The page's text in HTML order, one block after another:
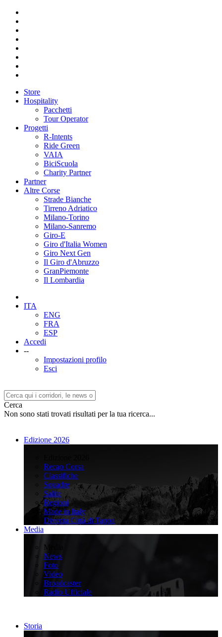
Store
Hospitality
Pacchetti
Tour Operator
Progetti
R-Intents
Ride Green
VAIA
BiciScuola
Charity Partner
Partner
Altre Corse
Strade Bianche
Tirreno Adriatico
Milano-Torino
Milano-Sanremo
Giro-E
Giro d'Italia Women
Giro Next Gen
Il Giro d'Abruzzo
GranPiemonte
Il Lombardia
ITA
ENG
FRA
ESP
Accedi
--
Impostazioni profilo
Esci
Cerca
Non sono stati trovati risultati per la tua ricerca...
Edizione 2026
Recap Corsa
Classifiche
Squadre
Salite
Regioni
Made in Italy
Diventa Città di Tappa
Media
Media
News
Foto
Video
Broadcaster
Radio Ufficiale
Storia